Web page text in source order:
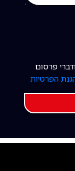
פרסום
הפרטיות